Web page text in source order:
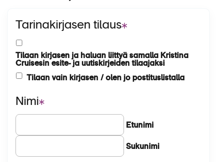
Hyvä tietää
Meistä
Tarinakirjasen tilaus
Tilaan kirjasen ja haluan liittyä samalla Kristina
Cruisesin esite- ja uutiskirjeiden tilaajaksi
Tilaan vain kirjasen / olen jo postituslistalla
Nimi
Etunimi
Sukunimi